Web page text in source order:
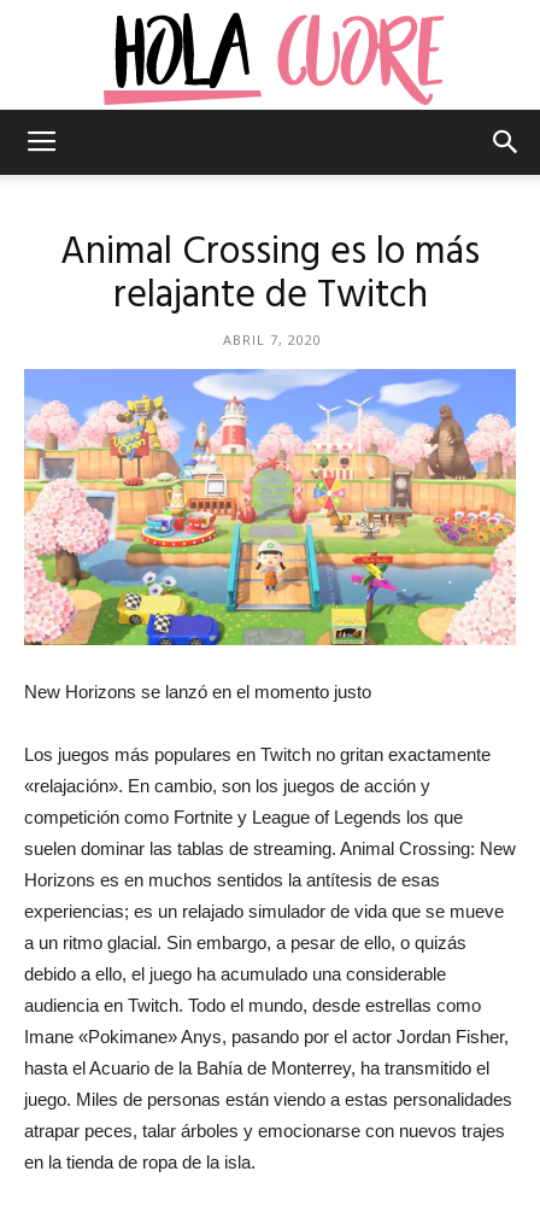
Cuore
La
revista
moda
y
belleza
del
Animal Crossing es lo más
relajante de Twitch
ABRIL 7, 2020
New Horizons se lanzó en el momento justo
Los juegos más populares en Twitch no gritan exactamente
«relajación». En cambio, son los juegos de acción y
competición como Fortnite y League of Legends los que
suelen dominar las tablas de streaming. Animal Crossing: New
Horizons es en muchos sentidos la antítesis de esas
experiencias; es un relajado simulador de vida que se mueve
a un ritmo glacial. Sin embargo, a pesar de ello, o quizás
debido a ello, el juego ha acumulado una considerable
audiencia en Twitch. Todo el mundo, desde estrellas como
Imane «Pokimane» Anys, pasando por el actor Jordan Fisher,
hasta el Acuario de la Bahía de Monterrey, ha transmitido el
juego. Miles de personas están viendo a estas personalidades
atrapar peces, talar árboles y emocionarse con nuevos trajes
en la tienda de ropa de la isla.